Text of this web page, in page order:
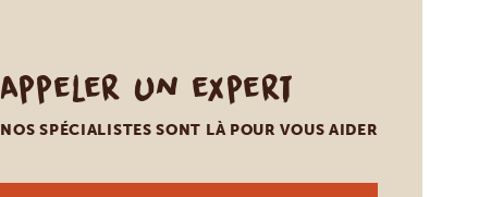
Appeler un expert
NOS SPÉCIALISTES SONT LÀ POUR VOUS AIDER